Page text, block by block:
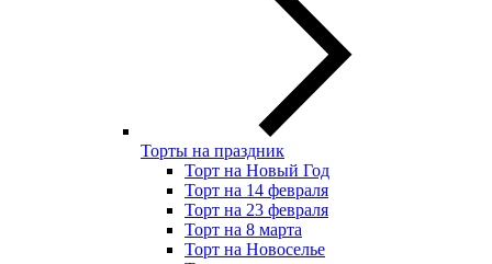
Торты на праздник
Торт на Новый Год
Торт на 14 февраля
Торт на 23 февраля
Торт на 8 марта
Торт на Новоселье